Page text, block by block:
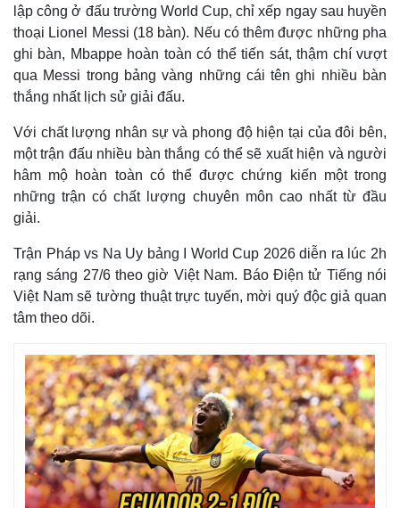
lập công ở đấu trường World Cup, chỉ xếp ngay sau huyền
thoại Lionel Messi (18 bàn). Nếu có thêm được những pha
ghi bàn, Mbappe hoàn toàn có thể tiến sát, thậm chí vượt
qua Messi trong bảng vàng những cái tên ghi nhiều bàn
thắng nhất lịch sử giải đấu.
Với chất lượng nhân sự và phong độ hiện tại của đôi bên,
một trận đấu nhiều bàn thắng có thể sẽ xuất hiện và người
hâm mộ hoàn toàn có thể được chứng kiến một trong
những trận có chất lượng chuyên môn cao nhất từ đầu
giải.
Trận Pháp vs Na Uy bảng I World Cup 2026 diễn ra lúc 2h
rạng sáng 27/6 theo giờ Việt Nam. Báo Điện tử Tiếng nói
Việt Nam sẽ tường thuật trực tuyến, mời quý độc giả quan
tâm theo dõi.